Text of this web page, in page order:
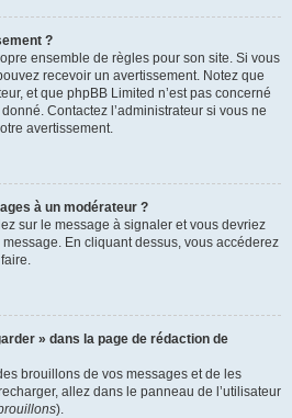
?
ensemble de règles pour son site. Si vous
recevoir un avertissement. Notez que
et que phpBB Limited n’est pas concerné
Contactez l’administrateur si vous ne
avertissement.
à un modérateur ?
sur le message à signaler et vous devriez
En cliquant dessus, vous accéderez
» dans la page de rédaction de
brouillons de vos messages et de les
allez dans le panneau de l’utilisateur
).